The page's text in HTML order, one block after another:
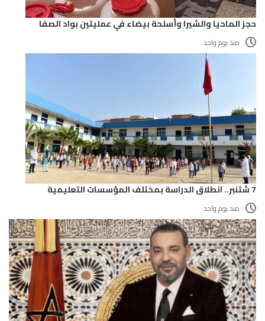
حجز الماحيا والشيرا وأسلحة بيضاء في عمليتين بواد الصفا
منذ يوم واحد
7 شتنبر.. انطلاق الدراسة بمختلف المؤسسات التعليمية
منذ يوم واحد